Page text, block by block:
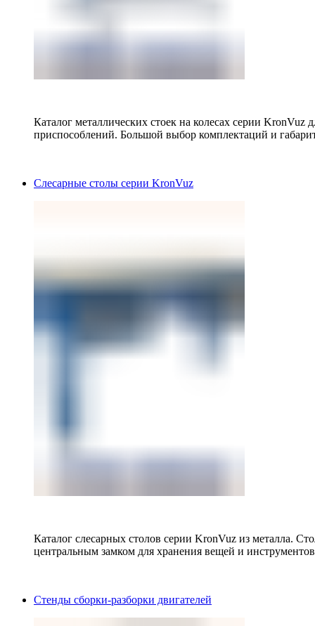
Каталог металлических стоек на колесах серии KronVuz
приспособлений. Большой выбор комплектаций и
Слесарные столы серии KronVuz
Каталог слесарных столов серии KronVuz из металла.
центральным замком для хранения вещей и
Стенды сборки-разборки двигателей